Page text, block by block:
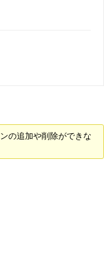
の追加や削除ができな